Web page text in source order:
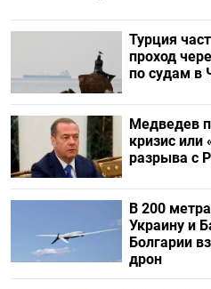
Турция
проход
по судам в
Медведев
кризис или
разрыва с
В 200
Украину и
Болгарии
дрон